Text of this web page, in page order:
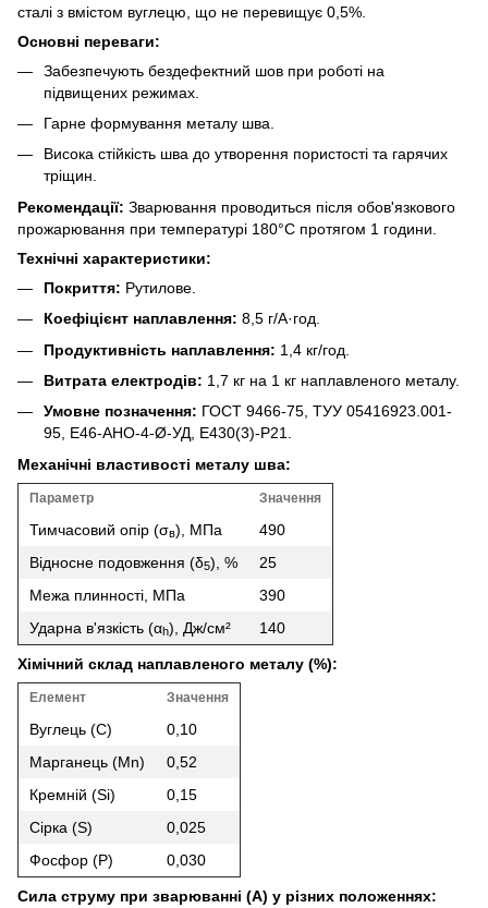
сталі з вмістом вуглецю, що не перевищує 0,5%.
Основні переваги:
Забезпечують бездефектний шов при роботі на
підвищених режимах.
Гарне формування металу шва.
Висока стійкість шва до утворення пористості та гарячих
тріщин.
Рекомендації: Зварювання проводиться після обов'язкового
прожарювання при температурі 180°C протягом 1 години.
Технічні характеристики:
Покриття: Рутилове.
Коефіцієнт наплавлення: 8,5 г/А·год.
Продуктивність наплавлення: 1,4 кг/год.
Витрата електродів: 1,7 кг на 1 кг наплавленого металу.
Умовне позначення: ГОСТ 9466-75, ТУУ 05416923.001-
95, Е46-АНО-4-Ø-УД, Е430(3)-Р21.
Механічні властивості металу шва:
Параметр Значення
Тимчасовий опір (σв), МПа
490
Відносне подовження (δ5), %
25
Межа плинності, МПа
390
Ударна в'язкість (αh), Дж/см² 140
Хімічний склад наплавленого металу (%):
Елемент Значення
Вуглець (C)
0,10
Марганець (Mn)
0,52
Кремній (Si)
0,15
Сірка (S)
0,025
Фосфор (P)
0,030
Сила струму при зварюванні (A) у різних положеннях: